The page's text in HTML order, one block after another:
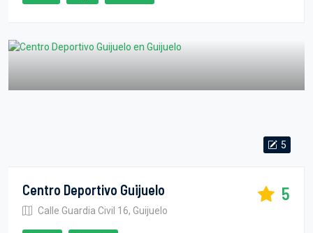
5
Centro Deportivo Guijuelo
Calle Guardia Civil 16, Guijuelo
5